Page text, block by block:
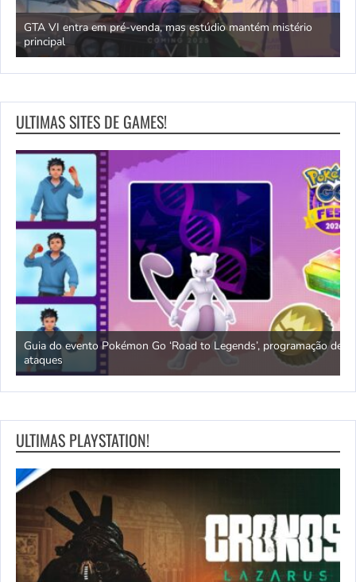
GTA VI entra em pré-venda, mas estúdio mantém mistério
principal
ULTIMAS SITES DE GAMES!
Guia do evento Pokémon Go ‘Road to Legends’, programação de
ataques
ULTIMAS PLAYSTATION!